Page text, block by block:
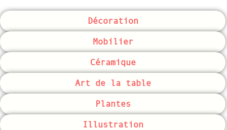
Décoration
Mobilier
Céramique
Art de la table
Plantes
Illustration